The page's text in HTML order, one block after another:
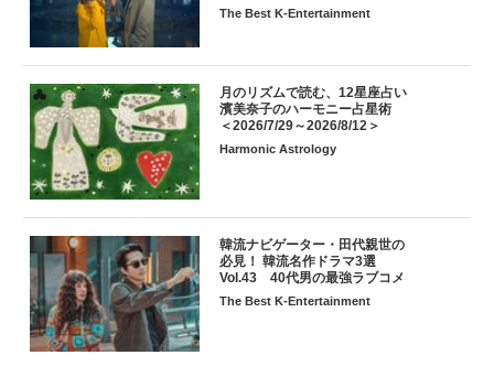
The Best K-Entertainment
月のリズムで読む、12星座占い
濱美奈子のハーモニー占星術
＜2026/7/29～2026/8/12＞
Harmonic Astrology
韓流ナビゲーター・田代親世の
必見！ 韓流名作ドラマ3選
Vol.43 40代男の最強ラブコメ
The Best K-Entertainment